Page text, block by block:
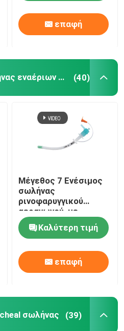
επαφή
Nasopharyngeal σωλήνας εναέριων διαδρόμων (40)
Μέγεθος 7 Ενέσιμος
σωλήνας
ρινοφαρυγγικού
αεραγωγού, με
υποστήριξη
προσαρμοσμένης
ODM
Καλύτερη τιμή
επαφή
σωλήνας (39)